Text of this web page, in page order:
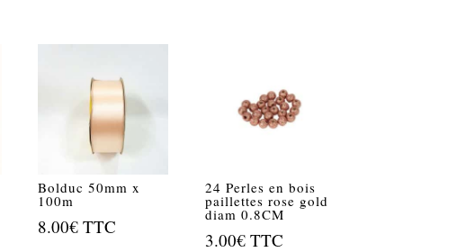
Bolduc 50mm x
100m
8.00€ TTC
24 Perles en bois
paillettes rose gold
diam 0.8CM
3.00€ TTC